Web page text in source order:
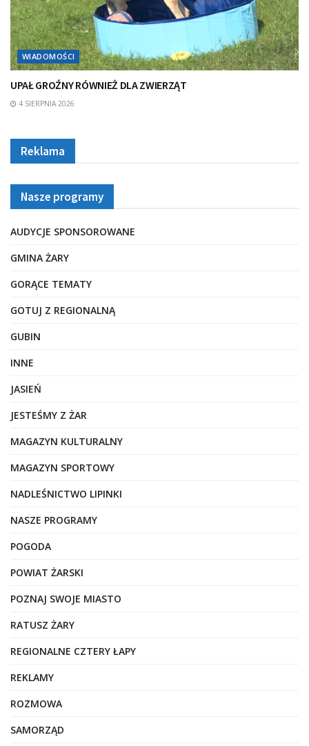
WIADOMOŚCI
UPAŁ GROŹNY RÓWNIEŻ DLA ZWIERZĄT
4 SIERPNIA 2026
Reklama
Nasze programy
AUDYCJE SPONSOROWANE
GMINA ŻARY
GORĄCE TEMATY
GOTUJ Z REGIONALNĄ
GUBIN
INNE
JASIEŃ
JESTEŚMY Z ŻAR
MAGAZYN KULTURALNY
MAGAZYN SPORTOWY
NADLEŚNICTWO LIPINKI
NASZE PROGRAMY
POGODA
POWIAT ŻARSKI
POZNAJ SWOJE MIASTO
RATUSZ ŻARY
REGIONALNE CZTERY ŁAPY
REKLAMY
ROZMOWA
SAMORZĄD